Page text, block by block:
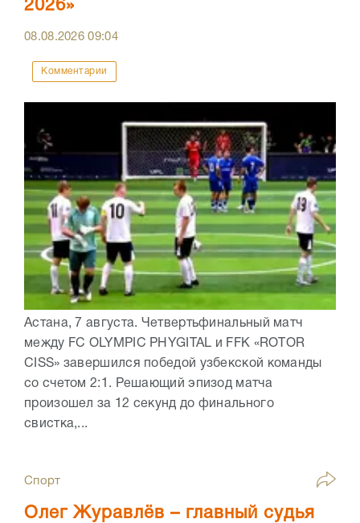
2026»
08.08.202609:04
Комментарии
Астана, 7 августа. Четвертьфинальный матч
между FC OLYMPIC PHYGITAL и FFK «ROTOR
CISS» завершился победой узбекской команды
со счетом 2:1. Решающий эпизод матча
произошел за 12 секунд до финального
свистка,...
Спорт
Олег Журавлёв – главный судья